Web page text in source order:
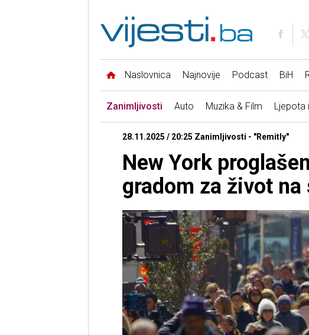
Naslovnica Najnovije Podcast BiH
Zanimljivosti Auto Muzika & Film Ljepota
28.11.2025 / 20:25 Zanimljivosti - "Remitly"
New York
gradom za život na